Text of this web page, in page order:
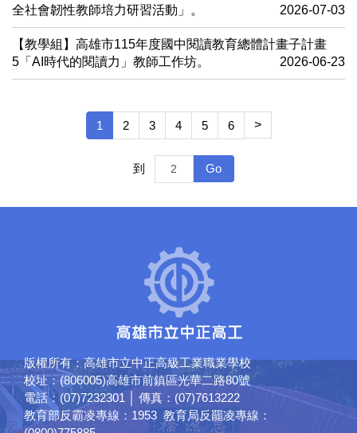
全社會韌性教師培力研習活動」。
2026-07-03
【教學組】高雄市115年度國中閱讀教育總體計畫子計畫
5「AI時代的閱讀力」教師工作坊。
2026-06-23
1 2 3 4 5 6 >
到 Go
版權所有：高雄市立中正高級工業職業學校
校址：(806005)高雄市前鎮區光華二路80號
電話：(07)7232301 │ 傳真：(07)7613222
教育部反霸凌專線：1953 教育局反罷凌專線：